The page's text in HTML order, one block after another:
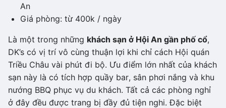
An
Giá phòng: từ 400k / ngày
Là một trong những khách sạn ở Hội An gần phố cổ,
DK’s có vị trí vô cùng thuận lợi khi chỉ cách Hội quán
Triều Châu vài phút đi bộ. Ưu điểm lớn nhất của khách
sạn này là có tích hợp quầy bar, sân phơi nắng và khu
nướng BBQ phục vụ du khách. Tất cả các phòng nghỉ
ở đây đều được trang bị đầy đủ tiện nghi. Đặc biệt